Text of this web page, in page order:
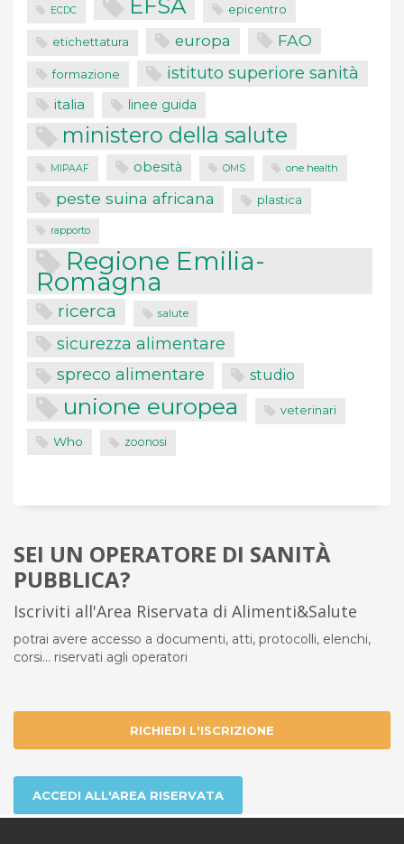
ECDC epicentro
etichettatura europa FAO
formazione istituto superiore sanità
italia linee guida
ministero della salute
MIPAAF obesità OMS one health
peste suina africana plastica
rapporto
Regione Emilia-
Romagna
ricerca salute
sicurezza alimentare
spreco alimentare studio
unione europea veterinari
Who zoonosi
SEI UN OPERATORE DI SANITÀ
PUBBLICA?
Iscriviti all'Area Riservata di Alimenti&Salute
potrai avere accesso a documenti, atti, protocolli, elenchi,
corsi... riservati agli operatori
RICHIEDI L'ISCRIZIONE
ACCEDI ALL'AREA RISERVATA